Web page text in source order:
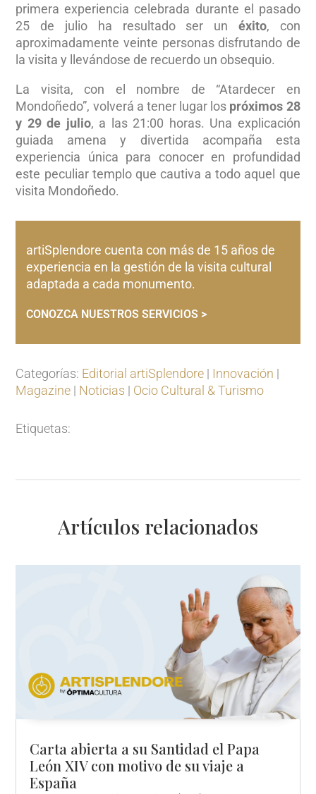
primera experiencia celebrada durante el pasado
25 de julio ha resultado ser un éxito, con
aproximadamente veinte personas disfrutando de
la visita y llevándose de recuerdo un obsequio.
La visita, con el nombre de “Atardecer en
Mondoñedo”, volverá a tener lugar los próximos 28
y 29 de julio, a las 21:00 horas. Una explicación
guiada amena y divertida acompaña esta
experiencia única para conocer en profundidad
este peculiar templo que cautiva a todo aquel que
visita Mondoñedo.
artiSplendore cuenta con más de 15 años de
experiencia en la gestión de la visita cultural
adaptada a cada monumento.
CONOZCA NUESTROS SERVICIOS >
Categorías: Editorial artiSplendore | Innovación |
Magazine | Noticias | Ocio Cultural & Turismo
Etiquetas:
Artículos relacionados
Carta abierta a su Santidad el Papa
León XIV con motivo de su viaje a
España